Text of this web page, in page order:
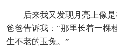
后来我又发现月亮上像
爸爸告诉我：“那里长着一棵
生不老的玉兔。”